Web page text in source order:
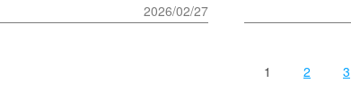
2026/02/27
1 2 3